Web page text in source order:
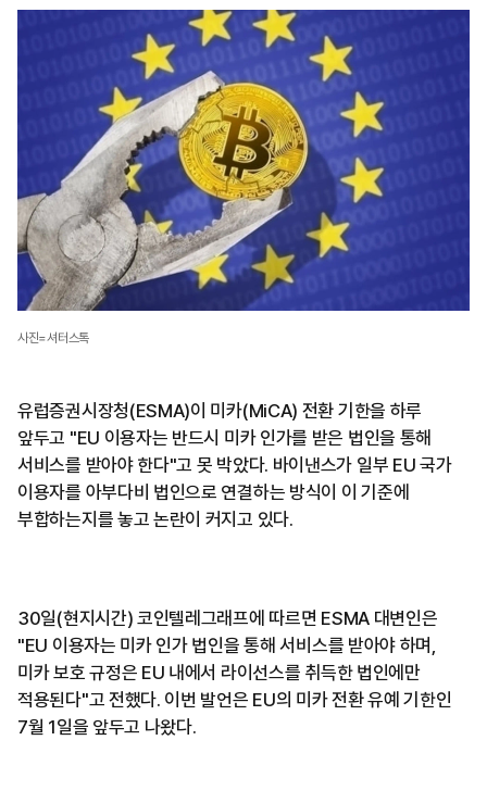
사진=셔터스톡
유럽증권시장청(ESMA)이 미카(MiCA) 전환 기한을 하루
앞두고 "EU 이용자는 반드시 미카 인가를 받은 법인을 통해
서비스를 받아야 한다"고 못 박았다. 바이낸스가 일부 EU 국가
이용자를 아부다비 법인으로 연결하는 방식이 이 기준에
부합하는지를 놓고 논란이 커지고 있다.
30일(현지시간) 코인텔레그래프에 따르면 ESMA 대변인은
"EU 이용자는 미카 인가 법인을 통해 서비스를 받아야 하며,
미카 보호 규정은 EU 내에서 라이선스를 취득한 법인에만
적용된다"고 전했다. 이번 발언은 EU의 미카 전환 유예 기한인
7월 1일을 앞두고 나왔다.